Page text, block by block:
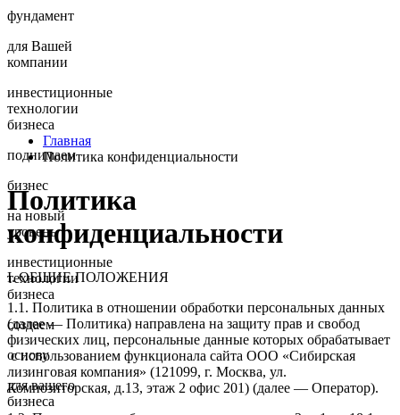
фундамент
для Вашей
компании
инвестиционные
технологии
бизнеса
поднимаем
бизнес
на новый
уровень
инвестиционные
технологии
бизнеса
создаем
основу
для вашего
бизнеса
Главная
Политика конфиденциальности
Политика
конфиденциальности
I. ОБЩИЕ ПОЛОЖЕНИЯ
1.1. Политика в отношении обработки персональных данных
(далее — Политика) направлена на защиту прав и свобод
физических лиц, персональные данные которых обрабатывает
с использованием функционала сайта ООО «Сибирская
лизинговая компания» (121099, г. Москва, ул.
Композиторская, д.13, этаж 2 офис 201) (далее — Оператор).